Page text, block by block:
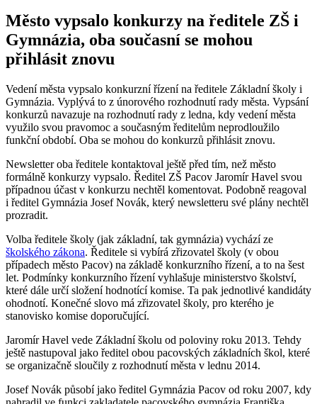
Město vypsalo konkurzy na ředitele ZŠ i
Gymnázia, oba současní se mohou
přihlásit znovu
Vedení města vypsalo konkurzní řízení na ředitele Základní školy i
Gymnázia. Vyplývá to z únorového rozhodnutí rady města. Vypsání
konkurzů navazuje na rozhodnutí rady z ledna, kdy vedení města
využilo svou pravomoc a současným ředitelům neprodloužilo
funkční období. Oba se mohou do konkurzů přihlásit znovu.
Newsletter oba ředitele kontaktoval ještě před tím, než město
formálně konkurzy vypsalo. Ředitel ZŠ Pacov Jaromír Havel svou
případnou účast v konkurzu nechtěl komentovat. Podobně reagoval
i ředitel Gymnázia Josef Novák, který newsletteru své plány nechtěl
prozradit.
Volba ředitele školy (jak základní, tak gymnázia) vychází ze
školského zákona. Ředitele si vybírá zřizovatel školy (v obou
případech město Pacov) na základě konkurzního řízení, a to na šest
let. Podmínky konkurzního řízení vyhlašuje ministerstvo školství,
které dále určí složení hodnotící komise. Ta pak jednotlivé kandidáty
ohodnotí. Konečné slovo má zřizovatel školy, pro kterého je
stanovisko komise doporučující.
Jaromír Havel vede Základní školu od poloviny roku 2013. Tehdy
ještě nastupoval jako ředitel obou pacovských základních škol, které
se organizačně sloučily z rozhodnutí města v lednu 2014.
Josef Novák působí jako ředitel Gymnázia Pacov od roku 2007, kdy